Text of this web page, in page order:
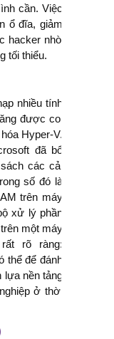
của Quora
Cách
cần. Việc
ổ đĩa, giảm
hacker nhờ
tối thiểu.
nhiều tính
được coi
Hyper-V.
đã bổ
các cải
số đó là
trên máy
xử lý phần
một máy
rõ ràng:
thể để đánh
nền tảng
ở thời